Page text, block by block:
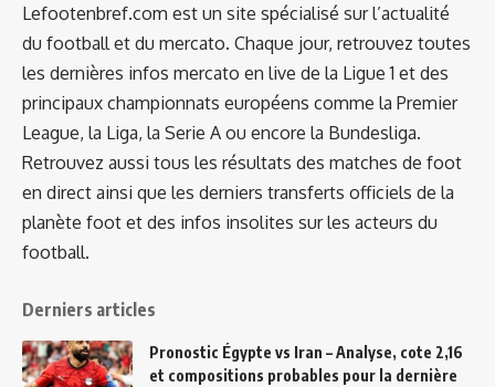
Lefootenbref.com est un site spécialisé sur l’actualité
du football et du mercato. Chaque jour, retrouvez toutes
les dernières infos mercato en live de la Ligue 1 et des
principaux championnats européens comme la Premier
League, la Liga, la Serie A ou encore la Bundesliga.
Retrouvez aussi tous les résultats des matches de foot
en direct ainsi que les derniers transferts officiels de la
planète foot et des infos insolites sur les acteurs du
football.
Derniers articles
Pronostic Égypte vs Iran – Analyse, cote 2,16
et compositions probables pour la dernière